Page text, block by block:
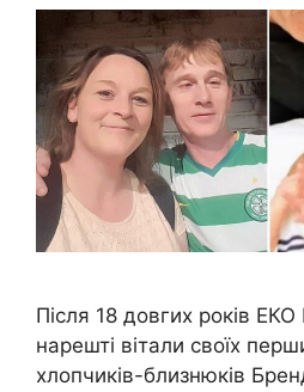
Після 18 довгих років ЕКО
нарешті вітали своїх
хлопчиків-близнюків